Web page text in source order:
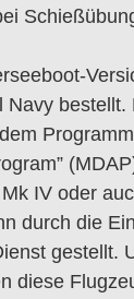
Navy bestellt.
Programm
IV oder
durch die
gestellt.
diese